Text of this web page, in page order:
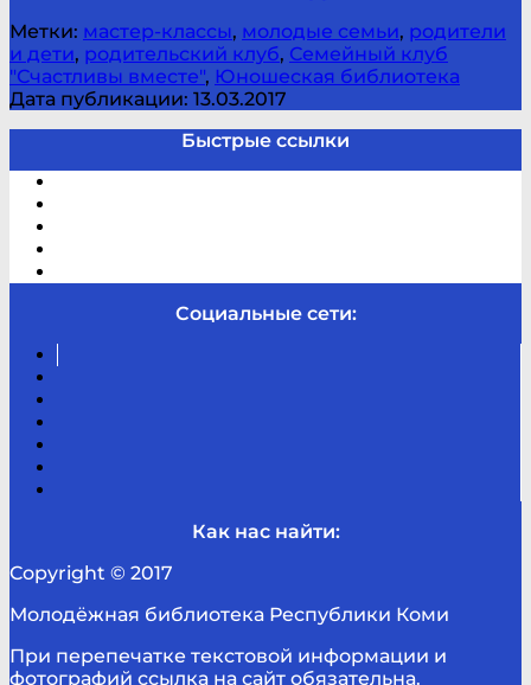
Метки: мастер-классы, молодые семьи, родители
и дети, родительский клуб, Семейный клуб
"Счастливы вместе", Юношеская библиотека
Дата публикации: 13.03.2017
Быстрые ссылки
Социальные сети:
Как нас найти:
Copyright © 2017
Молодёжная библиотека Республики Коми
При перепечатке текстовой информации и
фотографий ссылка на сайт обязательна.